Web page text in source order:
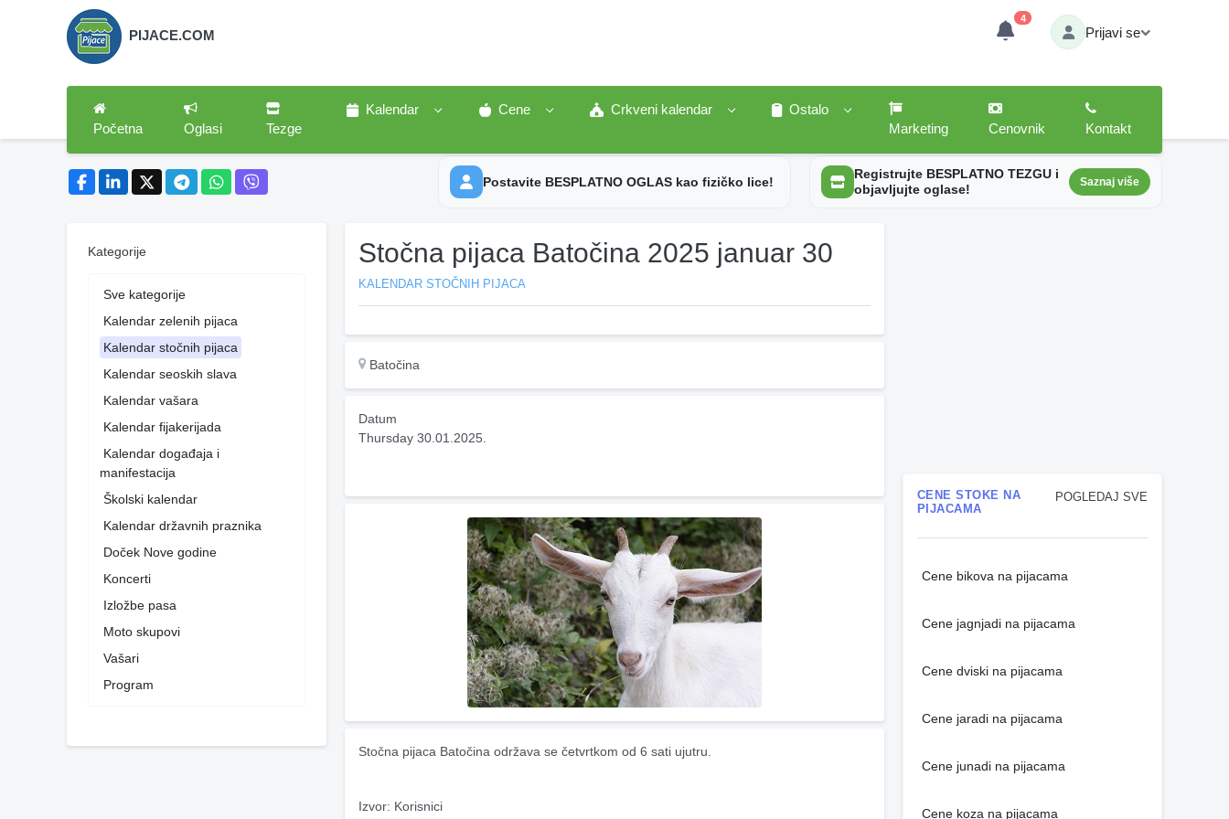
PIJACE.COM
4
Prijavi se
Početna Oglasi Tezge
Kalendar Cene Crkveni kalendar
Ostalo
Marketing
Cenovnik Kontakt
Postavite BESPLATNO OGLAS kao fizičko lice!
Registrujte BESPLATNO TEZGU i
objavljujte oglase!
Saznaj više
Kategorije
Sve kategorije
Kalendar zelenih pijaca
Kalendar stočnih pijaca
Kalendar seoskih slava
Kalendar vašara
Kalendar fijakerijada
Kalendar događaja i
manifestacija
Školski kalendar
Kalendar državnih praznika
Doček Nove godine
Koncerti
Izložbe pasa
Moto skupovi
Vašari
Program
Stočna pijaca Batočina 2025 januar 30
KALENDAR STOČNIH PIJACA
Batočina
Datum
Thursday 30.01.2025.
Stočna pijaca Batočina održava se četvrtkom od 6 sati ujutru.
Izvor: Korisnici
POGLEDAJ SVE
CENE STOKE NA
PIJACAMA
Cene bikova na pijacama
Cene jagnjadi na pijacama
Cene dviski na pijacama
Cene jaradi na pijacama
Cene junadi na pijacama
Cene koza na pijacama